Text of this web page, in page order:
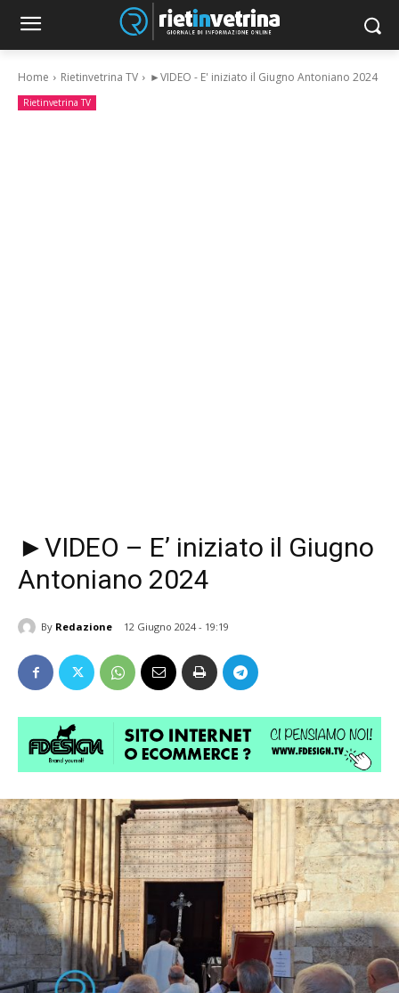
Home Rietinvetrina TV ►VIDEO - E' iniziato il Giugno Antoniano 2024
Rietinvetrina TV
►VIDEO – E’ iniziato il Giugno
Antoniano 2024
By Redazione 12 Giugno 2024 - 19:19